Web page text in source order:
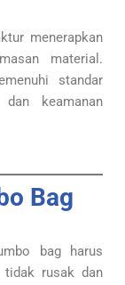
menerapkan
material.
standar
keamanan
Bag
bag harus
tidak rusak dan